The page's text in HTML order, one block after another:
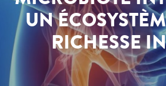
UN
RICHESSE